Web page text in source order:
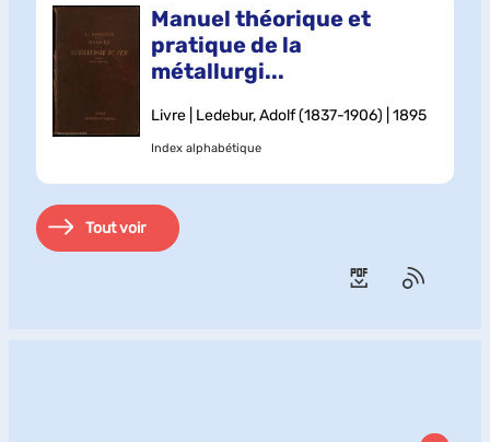
Manuel théorique et
pratique de la
métallurgi...
Livre | Ledebur, Adolf (1837-1906) | 1895
Index alphabétique
Tout voir